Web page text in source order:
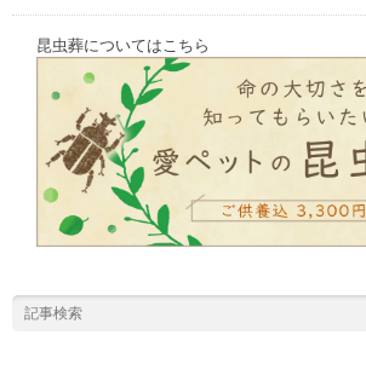
昆虫葬についてはこちら